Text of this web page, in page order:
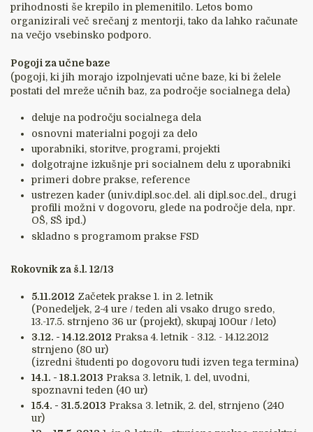
prihodnosti še krepilo in plemenitilo. Letos bomo
organizirali več srečanj z mentorji, tako da lahko računate
na večjo vsebinsko podporo.
Pogoji za učne baze
(pogoji, ki jih morajo izpolnjevati učne baze, ki bi želele
postati del mreže učnih baz, za področje socialnega dela)
deluje na področju socialnega dela
osnovni materialni pogoji za delo
uporabniki, storitve, programi, projekti
dolgotrajne izkušnje pri socialnem delu z uporabniki
primeri dobre prakse, reference
ustrezen kader (univ.dipl.soc.del. ali dipl.soc.del., drugi
profili možni v dogovoru, glede na področje dela, npr.
OŠ, SŠ ipd.)
skladno s programom prakse FSD
Rokovnik za š.l. 12/13
5.11.2012 Začetek prakse 1. in 2. letnik
(Ponedeljek, 2-4 ure / teden ali vsako drugo sredo,
13.-17.5. strnjeno 36 ur (projekt), skupaj 100ur / leto)
3.12. - 14.12.2012 Praksa 4. letnik - 3.12. - 14.12.2012
strnjeno (80 ur)
(izredni študenti po dogovoru tudi izven tega termina)
14.1. - 18.1.2013 Praksa 3. letnik, 1. del, uvodni,
spoznavni teden (40 ur)
15.4. - 31.5.2013 Praksa 3. letnik, 2. del, strnjeno (240
ur)